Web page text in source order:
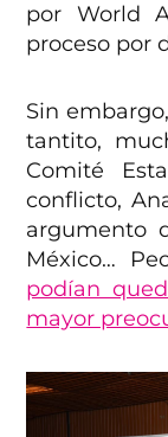
por World
proceso por
Sin
tantito,
Comité
conflicto,
argumento
México…
podían
mayor